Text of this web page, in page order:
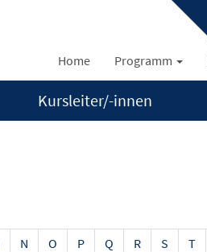
Home Programm
Kursleiter/-innen
N O P Q R S T